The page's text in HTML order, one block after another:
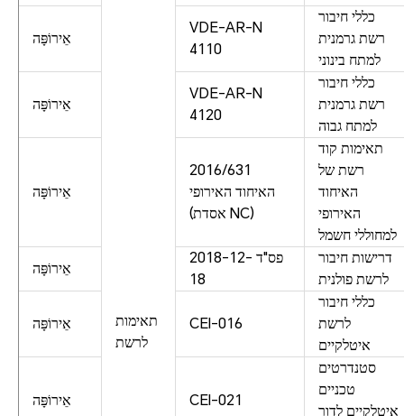
תאימות
לרשת
אֵירוֹפָּה
VDE-AR-N
4110
כללי חיבור
רשת גרמנית
למתח בינוני
אֵירוֹפָּה
VDE-AR-N
4120
כללי חיבור
רשת גרמנית
למתח גבוה
אֵירוֹפָּה
2016/631
האיחוד האירופי
(אסדת NC)
תאימות קוד
רשת של
האיחוד
האירופי
למחוללי חשמל
אֵירוֹפָּה
פס"ד 2018-12-
18
דרישות חיבור
לרשת פולנית
אֵירוֹפָּה CEI-016
כללי חיבור
לרשת
איטלקיים
אֵירוֹפָּה CEI-021
סטנדרטים
טכניים
איטלקיים לדור